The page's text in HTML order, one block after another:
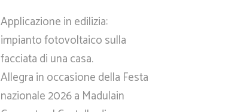
Applicazione in edilizia:
impianto fotovoltaico sulla
facciata di una casa.
Allegra in occasione della Festa
nazionale 2026 a Madulain